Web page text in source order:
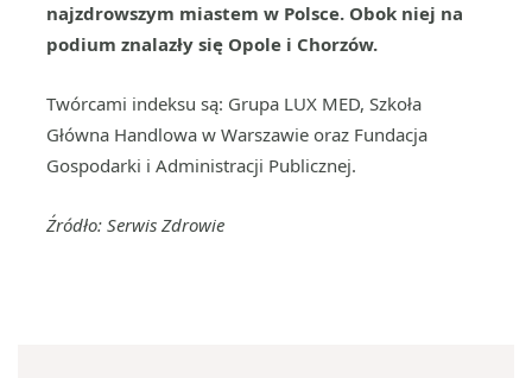
najzdrowszym miastem w Polsce. Obok niej na
podium znalazły się Opole i Chorzów.
Twórcami indeksu są: Grupa LUX MED, Szkoła
Główna Handlowa w Warszawie oraz Fundacja
Gospodarki i Administracji Publicznej.
Źródło: Serwis Zdrowie